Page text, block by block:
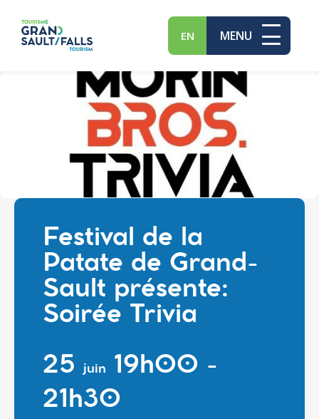
MENU
EN
Festival de la
Patate de Grand-
Sault présente:
Soirée Trivia
25juin 19h00 -
21h30